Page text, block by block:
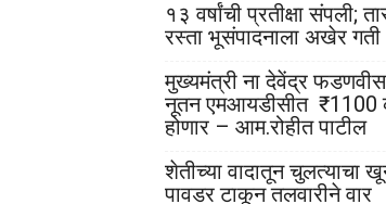
१३ वर्षांची प्रतीक्षा संपली;
रस्ता भूसंपादनाला अखेर गती
मुख्यमंत्री ना देवेंद्र फडणवीस
नूतन एमआयडीसीत ₹1100
होणार – आम.रोहीत पाटील
शेतीच्या वादातून चुलत्याचा
पावडर टाकून तलवारीने वार